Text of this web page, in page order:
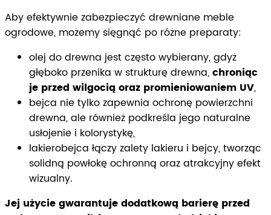
Aby efektywnie zabezpieczyć drewniane meble
ogrodowe, możemy sięgnąć po różne preparaty:
olej do drewna jest często wybierany, gdyż
głęboko przenika w strukturę drewna,chroniąc
je przed wilgocią oraz promieniowaniem UV,
bejca nie tylko zapewnia ochronę powierzchni
drewna, ale również podkreśla jego naturalne
usłojenie i kolorystykę,
lakierobejca łączy zalety lakieru i bejcy, tworząc
solidną powłokę ochronną oraz atrakcyjny efekt
wizualny.
Jej użycie gwarantuje dodatkową barierę przed